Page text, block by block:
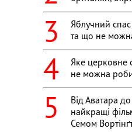
Яблучний
та що не
Яке церковне
не можна
Від Аватара
найкращі
Семом